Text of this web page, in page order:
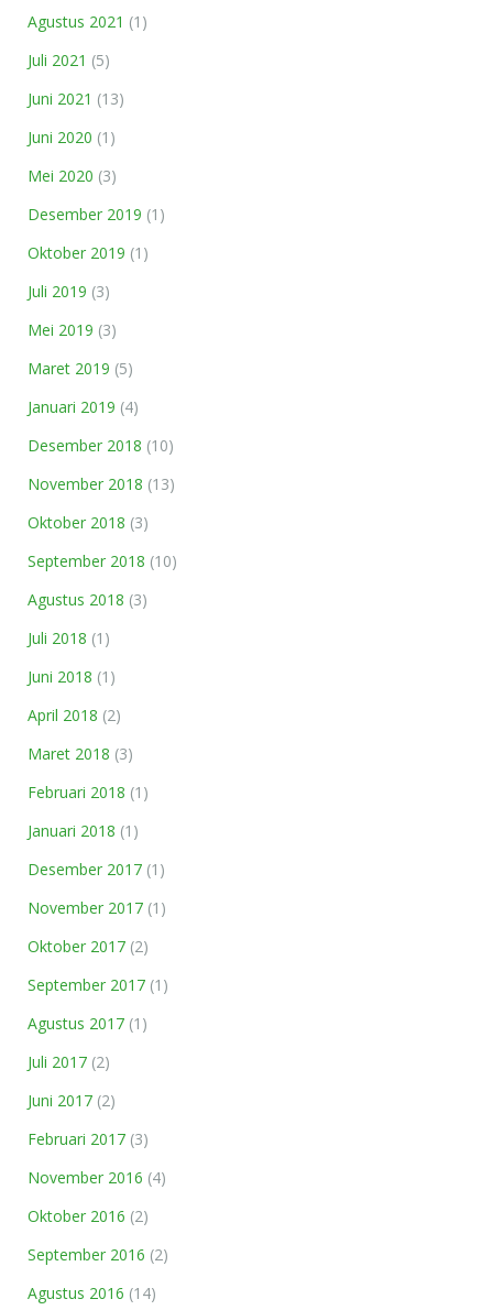
Agustus 2021 (1)
Juli 2021 (5)
Juni 2021 (13)
Juni 2020 (1)
Mei 2020 (3)
Desember 2019 (1)
Oktober 2019 (1)
Juli 2019 (3)
Mei 2019 (3)
Maret 2019 (5)
Januari 2019 (4)
Desember 2018 (10)
November 2018 (13)
Oktober 2018 (3)
September 2018 (10)
Agustus 2018 (3)
Juli 2018 (1)
Juni 2018 (1)
April 2018 (2)
Maret 2018 (3)
Februari 2018 (1)
Januari 2018 (1)
Desember 2017 (1)
November 2017 (1)
Oktober 2017 (2)
September 2017 (1)
Agustus 2017 (1)
Juli 2017 (2)
Juni 2017 (2)
Februari 2017 (3)
November 2016 (4)
Oktober 2016 (2)
September 2016 (2)
Agustus 2016 (14)